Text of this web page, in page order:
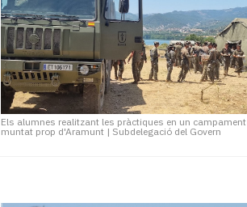
Els alumnes realitzant les pràctiques en un campament
muntat prop d'Aramunt | Subdelegació del Govern